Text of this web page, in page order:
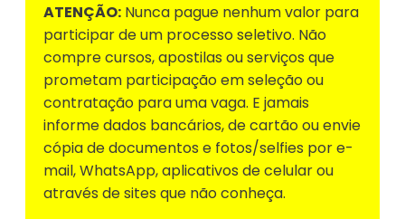
ATENÇÃO: Nunca pague nenhum valor para
participar de um processo seletivo. Não
compre cursos, apostilas ou serviços que
prometam participação em seleção ou
contratação para uma vaga. E jamais
informe dados bancários, de cartão ou envie
cópia de documentos e fotos/selfies por e-
mail, WhatsApp, aplicativos de celular ou
através de sites que não conheça.